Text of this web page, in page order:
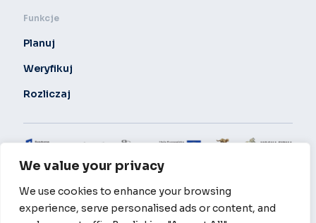
We value your privacy
We use cookies to enhance your browsing
experience, serve personalised ads or content, and
Funkcje
Planuj
Weryfikuj
Rozliczaj
Polityka prywatności© 2024 Locatick. All Rights Reserved.
Locatick sp z o.o. realizuje projekt: „Przeprowadzenie prac B+R nad
technologią automatyzacji procesów w firmach realizujących usługi
serwisowe w oparciu o Badania Operacyjne” realizowany w ramach